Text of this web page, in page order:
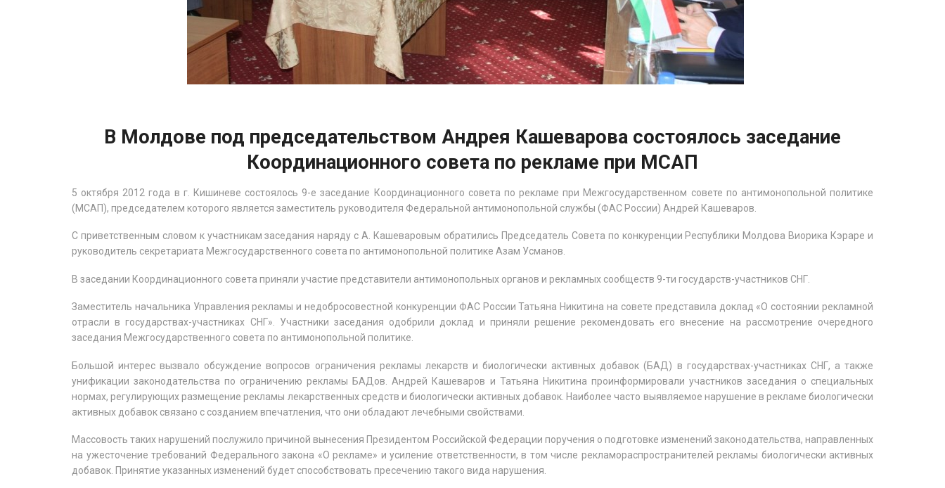
В Молдове под председательством Андрея Кашеварова состоялось заседание
Координационного совета по рекламе при МСАП
5 октября 2012 года в г. Кишиневе состоялось 9-е заседание Координационного совета по рекламе при Межгосударственном совете по антимонопольной политике
(МСАП), председателем которого является заместитель руководителя Федеральной антимонопольной службы (ФАС России) Андрей Кашеваров.
С приветственным словом к участникам заседания наряду с А. Кашеваровым обратились Председатель Совета по конкуренции Республики Молдова Виорика Кэраре и
руководитель секретариата Межгосударственного совета по антимонопольной политике Азам Усманов.
В заседании Координационного совета приняли участие представители антимонопольных органов и рекламных сообществ 9-ти государств-участников СНГ.
Заместитель начальника Управления рекламы и недобросовестной конкуренции ФАС России Татьяна Никитина на совете представила доклад «О состоянии рекламной
отрасли в государствах-участниках СНГ». Участники заседания одобрили доклад и приняли решение рекомендовать его внесение на рассмотрение очередного
заседания Межгосударственного совета по антимонопольной политике.
Большой интерес вызвало обсуждение вопросов ограничения рекламы лекарств и биологически активных добавок (БАД) в государствах-участниках СНГ, а также
унификации законодательства по ограничению рекламы БАДов. Андрей Кашеваров и Татьяна Никитина проинформировали участников заседания о специальных
нормах, регулирующих размещение рекламы лекарственных средств и биологически активных добавок. Наиболее часто выявляемое нарушение в рекламе биологически
активных добавок связано с созданием впечатления, что они обладают лечебными свойствами.
Массовость таких нарушений послужило причиной вынесения Президентом Российской Федерации поручения о подготовке изменений законодательства, направленных
на ужесточение требований Федерального закона «О рекламе» и усиление ответственности, в том числе рекламораспространителей рекламы биологически активных
добавок. Принятие указанных изменений будет способствовать пресечению такого вида нарушения.